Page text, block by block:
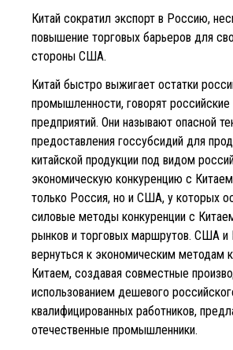
Китай сократил экспорт в Россию,
повышение торговых барьеров для
стороны США.
Китай быстро выжигает остатки
промышленности, говорят
предприятий. Они называют опасной
предоставления госсубсидий для
китайской продукции под видом
экономическую конкуренцию с
только Россия, но и США, у которых
силовые методы конкуренции с
рынков и торговых маршрутов. США и
вернуться к экономическим методам
Китаем, создавая совместные
использованием дешевого
квалифицированных работников,
отечественные промышленники.